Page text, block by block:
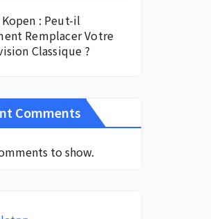
Kopen : Peut-il
Remplacer Votre
Classique ?
Comments
to show.